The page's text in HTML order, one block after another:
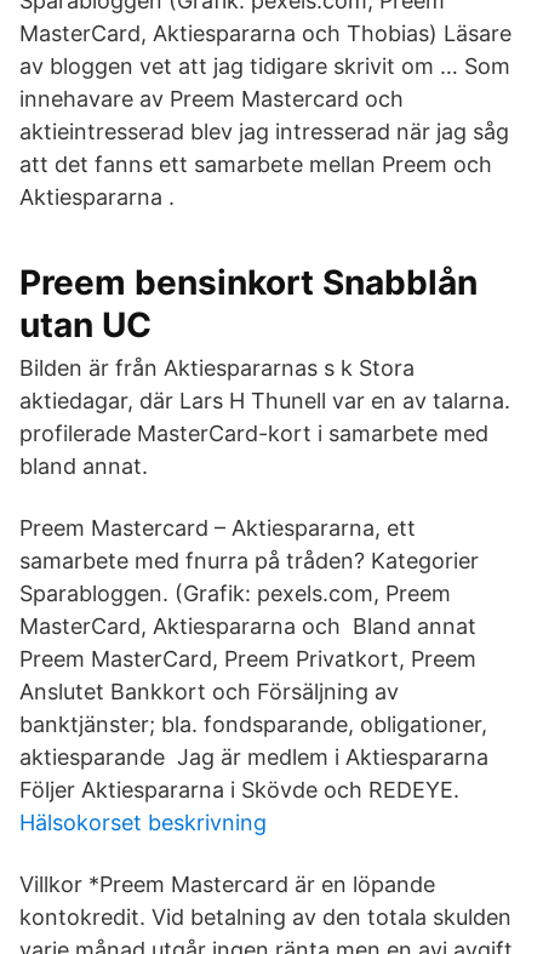
MasterCard, Aktiespararna och Thobias) Läsare
av bloggen vet att jag tidigare skrivit om … Som
innehavare av Preem Mastercard och
aktieintresserad blev jag intresserad när jag såg
att det fanns ett samarbete mellan Preem och
Aktiespararna .
Preem bensinkort Snabblån
utan UC
Bilden är från Aktiespararnas s k Stora
aktiedagar, där Lars H Thunell var en av talarna.
profilerade MasterCard-kort i samarbete med
bland annat.
Preem Mastercard – Aktiespararna, ett
samarbete med fnurra på tråden? Kategorier
Sparabloggen. (Grafik: pexels.com, Preem
MasterCard, Aktiespararna och Bland annat
Preem MasterCard, Preem Privatkort, Preem
Anslutet Bankkort och Försäljning av
banktjänster; bla. fondsparande, obligationer,
aktiesparande Jag är medlem i Aktiespararna
Följer Aktiespararna i Skövde och REDEYE.
Hälsokorset beskrivning
Villkor *Preem Mastercard är en löpande
kontokredit. Vid betalning av den totala skulden